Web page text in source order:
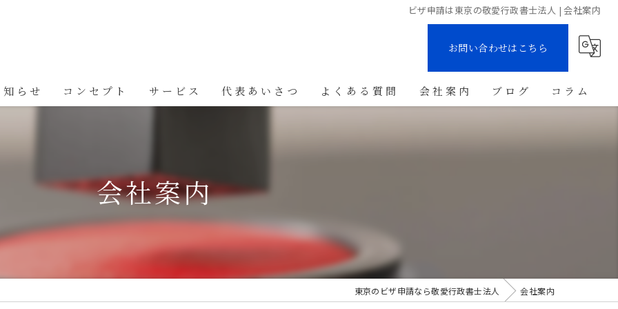
ビザ申請は東京の敬愛行政書士法人 | 会社案内
お問い合わせはこちら
知らせ コンセプト サービス 代表あいさつ よくある質問 会社案内 ブログ コラム
会社案内
東京のビザ申請なら敬愛行政書士法人 会社案内